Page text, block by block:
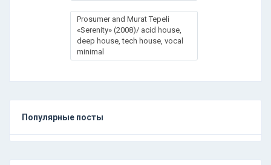
Prosumer and Murat Tepeli
«Serenity» (2008)/ acid house,
deep house, tech house, vocal
minimal
Популярные посты